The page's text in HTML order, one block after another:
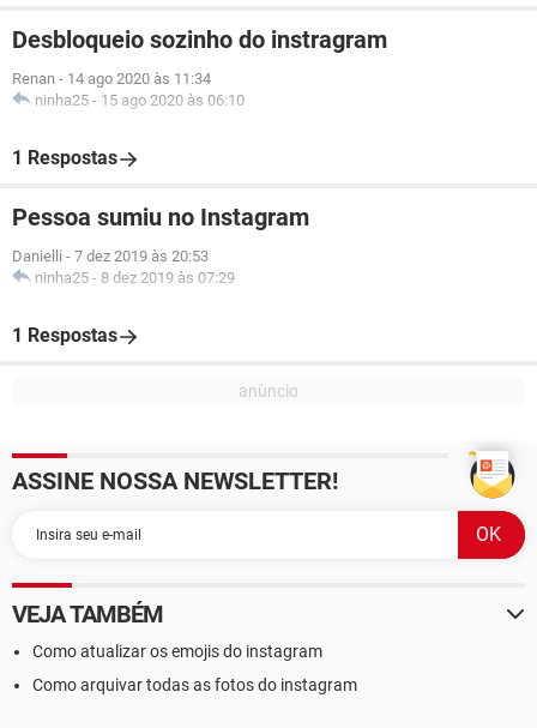
Desbloqueio sozinho do instragram
Renan - 14 ago 2020 às 11:34
ninha25 - 15 ago 2020 às 06:10
1 Respostas
Pessoa sumiu no Instagram
Danielli - 7 dez 2019 às 20:53
ninha25 - 8 dez 2019 às 07:29
1 Respostas
ASSINE NOSSA NEWSLETTER!
VEJA TAMBÉM
Como atualizar os emojis do instagram
Como arquivar todas as fotos do instagram